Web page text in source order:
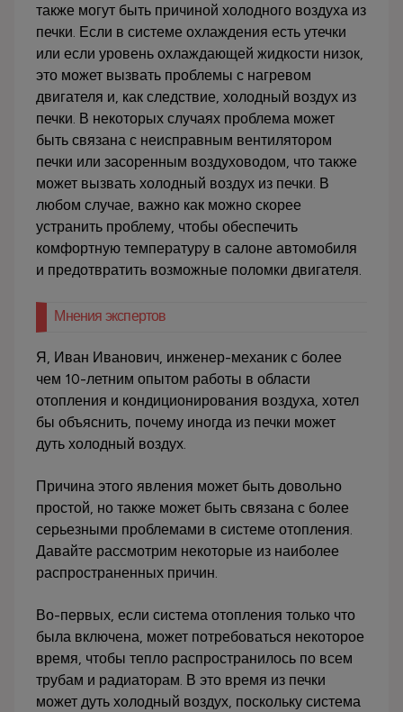
также могут быть причиной холодного воздуха из
печки. Если в системе охлаждения есть утечки
или если уровень охлаждающей жидкости низок,
это может вызвать проблемы с нагревом
двигателя и, как следствие, холодный воздух из
печки. В некоторых случаях проблема может
быть связана с неисправным вентилятором
печки или засоренным воздуховодом, что также
может вызвать холодный воздух из печки. В
любом случае, важно как можно скорее
устранить проблему, чтобы обеспечить
комфортную температуру в салоне автомобиля
и предотвратить возможные поломки двигателя.
Мнения экспертов
Я, Иван Иванович, инженер-механик с более
чем 10-летним опытом работы в области
отопления и кондиционирования воздуха, хотел
бы объяснить, почему иногда из печки может
дуть холодный воздух.
Причина этого явления может быть довольно
простой, но также может быть связана с более
серьезными проблемами в системе отопления.
Давайте рассмотрим некоторые из наиболее
распространенных причин.
Во-первых, если система отопления только что
была включена, может потребоваться некоторое
время, чтобы тепло распространилось по всем
трубам и радиаторам. В это время из печки
может дуть холодный воздух, поскольку система